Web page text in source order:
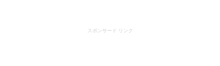
スポンサード リンク